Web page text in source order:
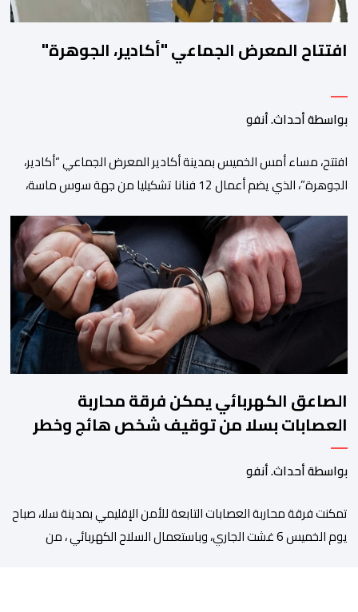
افتتاح المعرض الجماعي "أكادير، الجوهرة"
بواسطة أحداث. أنفو
افتتح، مساء أمس الخميس بمدينة أكادير المعرض الجماعي “أكادير،
الجوهرة”، الذي يضم أعمال 12 فنانا تشكيليا من جهة سوس ماسة،
لـ”فضاء إكسبو أكادير” الجديد، الذي يطمح إلى أن يصبح فضاء دائما
مخصصا للتعريف بإبداعات ومواهب الجهة وخارجها. ويجمع معرض
“أكادير، الجوهرة”، الذي تنظمه مؤسسة […]
الصاعق الكهربائي يمكن فرقة محاربة
العصابات بسلا من توقيف شخص هائج وخطر
بواسطة أحداث. أنفو
تمكنت فرقة محاربة العصابات التابعة للأمن الإقليمي بمدينة سلا، صباح
يوم الخميس 6 غشت الجاري، وباستعمال السلاح الكهربائي ، من